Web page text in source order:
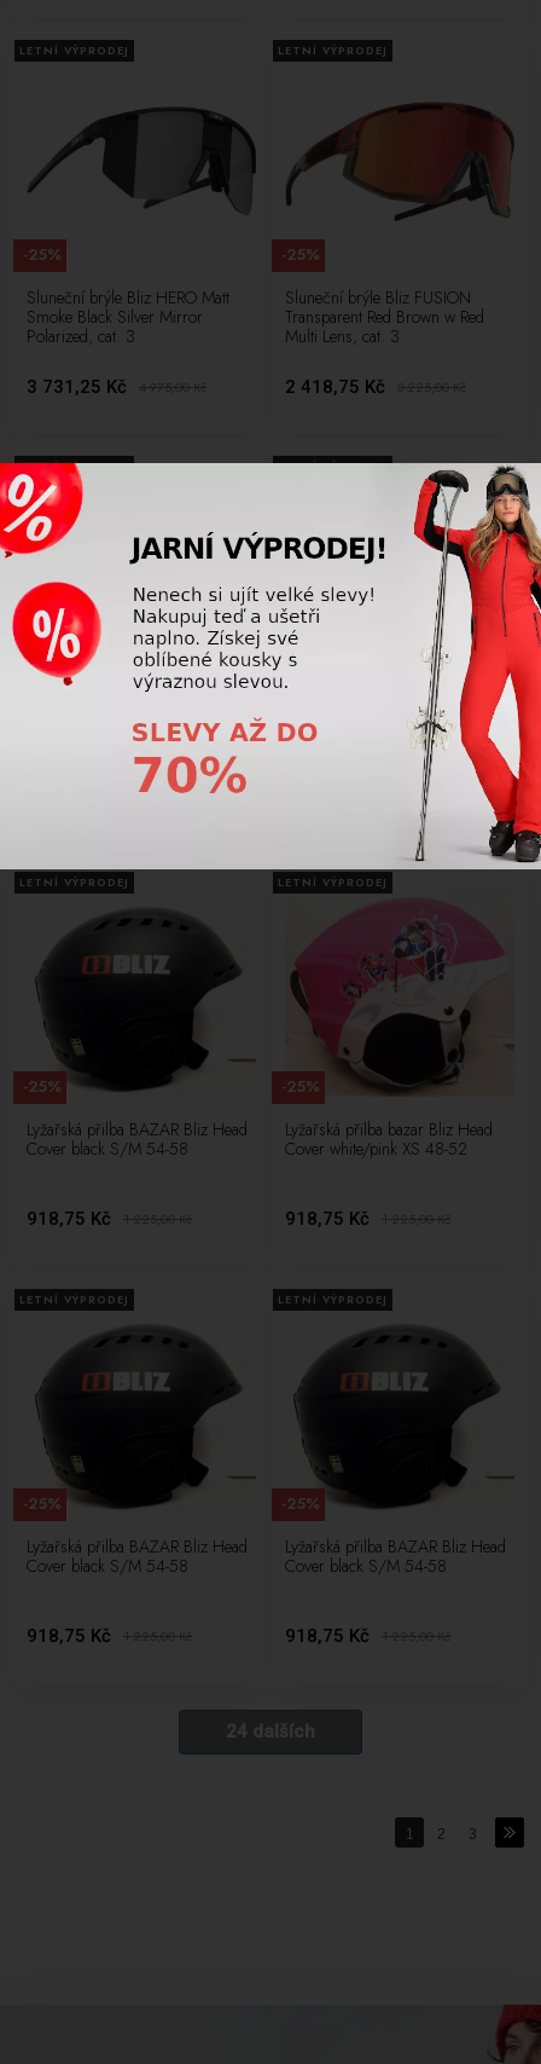
LETNÍ VÝPRODEJ
Sluneční brýle Bliz HERO Matt
Smoke Black Silver Mirror
Polarized, cat. 3
3 731,25 Kč 4 975,00Kč
-25%
LETNÍ VÝPRODEJ
Sluneční brýle Bliz FUSION
Transparent Red Brown w Red
Multi Lens, cat. 3
2 418,75 Kč 3 225,00Kč
-25%
LETNÍ VÝPRODEJ
Cover Black M/L 58-62
-25%
LETNÍ VÝPRODEJ
Lyžařská přilba BAZAR Bliz Head
Cover black S/M 54-58
1 225,00
-25%
LETNÍ VÝPRODEJ
Lyžařská přilba BAZAR Bliz Head
Cover black S/M 54-58
918,75 Kč 1 225,00Kč
-25%
LETNÍ VÝPRODEJ
Lyžařská přilba bazar Bliz Head
Cover white/pink XS 48-52
918,75 Kč 1 225,00Kč
-25%
LETNÍ VÝPRODEJ
Lyžařská přilba BAZAR Bliz Head
Cover black S/M 54-58
918,75 Kč 1 225,00Kč
-25%
LETNÍ VÝPRODEJ
Lyžařská přilba BAZAR Bliz Head
Cover black S/M 54-58
918,75 Kč 1 225,00Kč
-25%
24 dalších
1 2 3